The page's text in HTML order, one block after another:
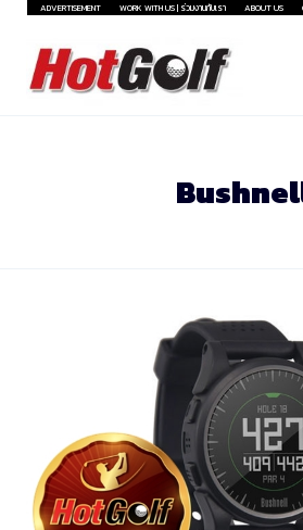
Skip
content
ADVERTISEMENT WORK WITH US | ร่วมงานกับเรา ABOUT US